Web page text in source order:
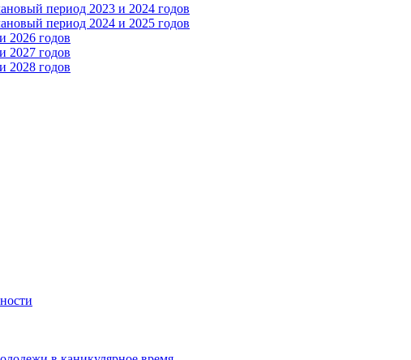
период 2023 и 2024 годов
период 2024 и 2025 годов
2026 годов
2027 годов
2028 годов